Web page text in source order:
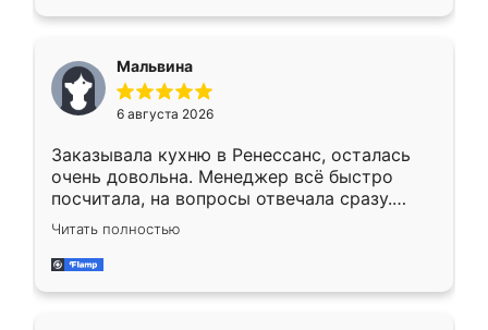
меньше, здесь же он более разнообразный.
Мне нравится ,если что-то потребуется из
мебели буду заказывать только здесь.
Мальвина
6 августа 2026
Заказывала кухню в Ренессанс, осталась
очень довольна. Менеджер всё быстро
посчитала, на вопросы отвечала сразу.
Замерщик приехал в субботу, подошёл к
делу со всей ответственностью. Собрали
за день, ребята работали аккуратно, даже
Читать полностью